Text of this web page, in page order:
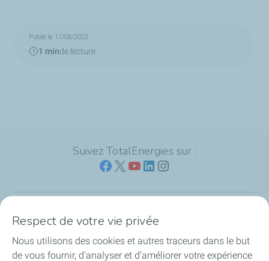
Publié le 17/08/2022
1 minde lecture
Suivez TotalEnergies sur :
Nos sites
Notre engagement
Respect de votre vie privée
Nous utilisons des cookies et autres traceurs dans le but
de vous fournir, d’analyser et d’améliorer votre expérience